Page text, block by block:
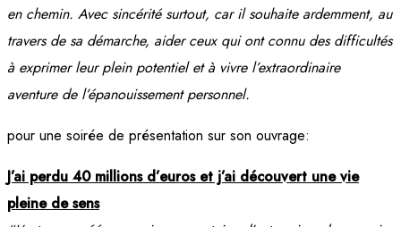
en chemin. Avec sincérité surtout, car il souhaite ardemment, au
travers de sa démarche, aider ceux qui ont connu des difficultés
à exprimer leur plein potentiel et à vivre l’extraordinaire
aventure de l’épanouissement personnel.
pour une soirée de présentation sur son ouvrage:
J’ai perdu 40 millions d’euros et j’ai découvert une vie
pleine de sens